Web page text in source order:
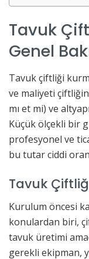
Tavuk
Genel
Tavuk çiftliği
ve maliyeti
mı et mi) ve
Küçük ölçekli bir
profesyonel ve
bu tutar ciddi
Tavuk
Kurulum öncesi
konulardan biri,
tavuk üretimi
gerekli ekipman,